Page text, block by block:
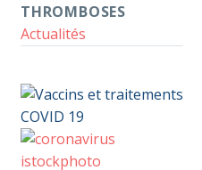
THROMBOSES
Actualités